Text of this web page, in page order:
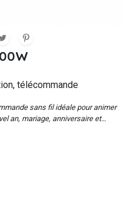
télécommande
sans fil idéale pour animer
an, mariage, anniversaire et